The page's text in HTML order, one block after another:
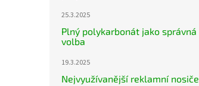
25.3.2025
Plný polykarbonát jako správná
volba
19.3.2025
Nejvyužívanější reklamní nosiče